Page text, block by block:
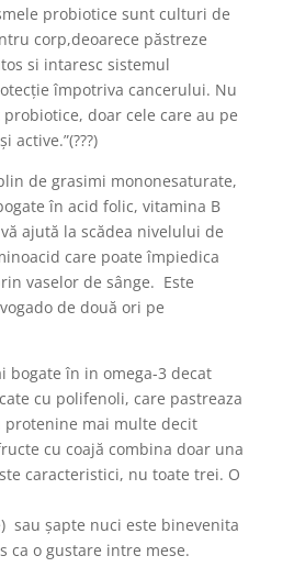
probiotice sunt culturi de
corp,deoarece păstreze
si intaresc sistemul
împotriva cancerului. Nu
doar cele care au pe
de grasimi mononesaturate,
în acid folic, vitamina B
ajută la scădea nivelului de
care poate împiedica
vaselor de sânge. Este
de două ori pe
bogate în in omega-3 decat
cu polifenoli, care pastreaza
protenine mai multe decit
cu coajă combina doar una
caracteristici, nu toate trei. O
sau şapte nuci este binevenita
ca o gustare intre mese.